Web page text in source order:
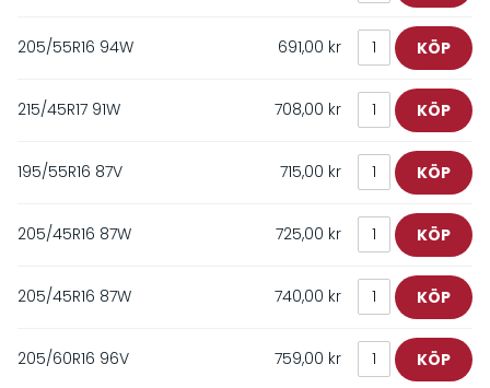
205/55R16 94W 691,00 kr
215/45R17 91W 708,00 kr
195/55R16 87V 715,00 kr
205/45R16 87W 725,00 kr
205/45R16 87W 740,00 kr
205/60R16 96V 759,00 kr